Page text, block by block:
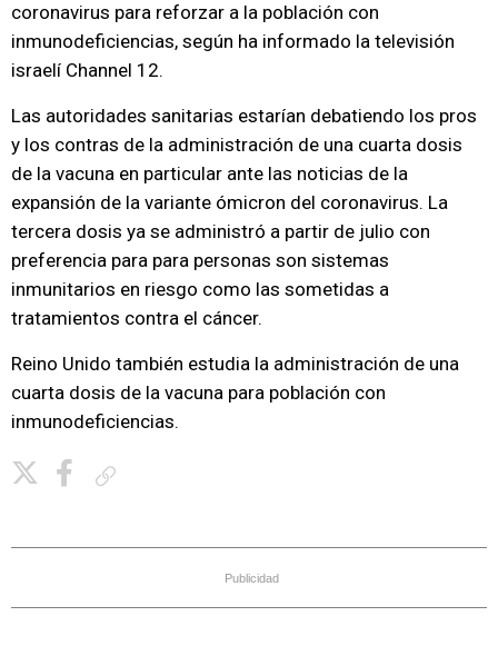
coronavirus para reforzar a la población con
inmunodeficiencias, según ha informado la televisión
israelí Channel 12.
Las autoridades sanitarias estarían debatiendo los pros
y los contras de la administración de una cuarta dosis
de la vacuna en particular ante las noticias de la
expansión de la variante ómicron del coronavirus. La
tercera dosis ya se administró a partir de julio con
preferencia para para personas son sistemas
inmunitarios en riesgo como las sometidas a
tratamientos contra el cáncer.
Reino Unido también estudia la administración de una
cuarta dosis de la vacuna para población con
inmunodeficiencias.
Publicidad